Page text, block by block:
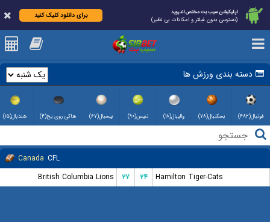
اپلیکیشن سیب بت مختص اندروید
(دسترسی بدون فیلتر و امکانات بی نظیر)
برای دانلود کلیک کنید
دسته بندی ورزش ها
فوتبال(۴۸۲) بسکتبال(۷۸) والیبال(۱۸) تنیس(۹۰) بیسبال(۶۷) هاکی روی یخ(۴) هندبال(۱۵)
Canada CFL
British Columbia Lions
۲۷ ۲۴ Hamilton Tiger-Cats